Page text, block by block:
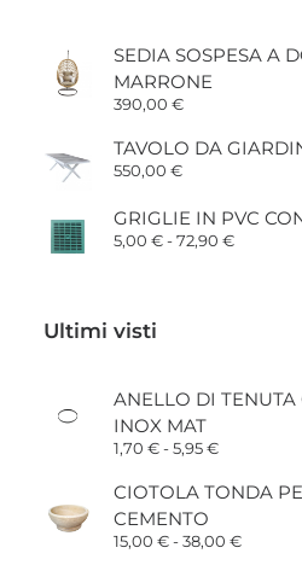
SEDIA SOSPESA A
MARRONE
390,00 €
TAVOLO DA
550,00 €
GRIGLIE IN PVC
5,00 €-72,90 €Fascia
Ultimi visti
ANELLO DI
INOX MAT
1,70 €-5,95€Fascia
prezzo:
da
a
CIOTOLA TONDA
CEMENTO
15,00 €-38,00 €Fascia